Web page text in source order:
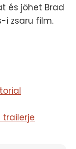
és jöhet Brad
i zsaru film.
trailerje